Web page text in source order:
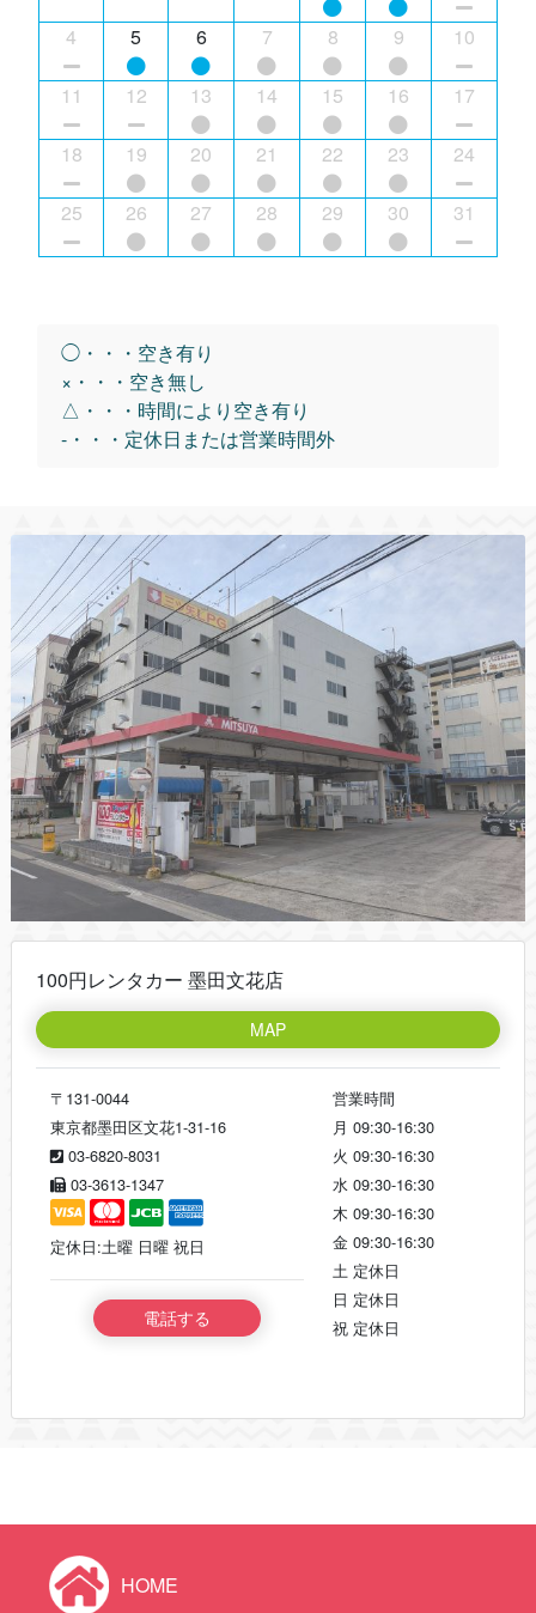
4 5 6 7 8 9 10
11 12 13 14 15 16 17
18 19 20 21 22 23 24
25 26 27 28 29 30 31
◯・・・空き有り
×・・・空き無し
△・・・時間により空き有り
-・・・定休日または営業時間外
100円レンタカー 墨田文花店
MAP
〒131-0044
東京都墨田区文花1-31-16
03-6820-8031
03-3613-1347
定休日:土曜 日曜 祝日
電話する
営業時間
月 09:30-16:30
火 09:30-16:30
水 09:30-16:30
木 09:30-16:30
金 09:30-16:30
土 定休日
日 定休日
祝 定休日
HOME